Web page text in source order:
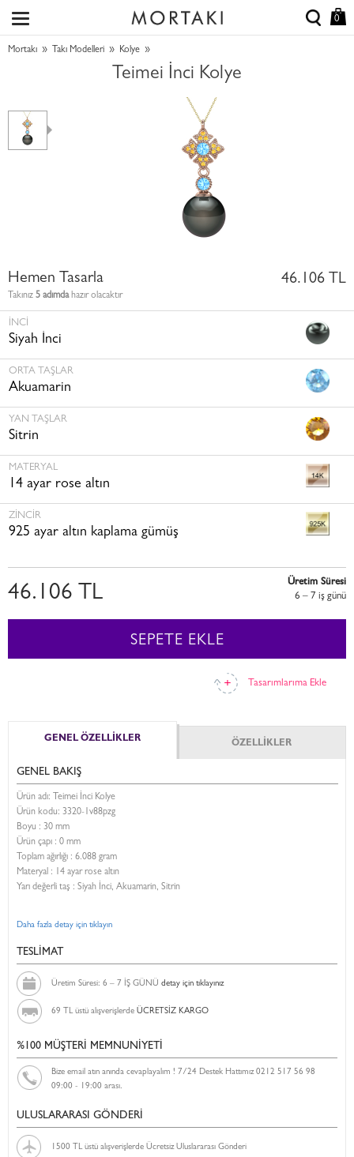
0
Mortakı » Takı Modelleri » Kolye »
Teimei İnci Kolye
Hemen Tasarla
Takınız 5 adımdahazır olacaktır
46.106 TL
İNCI
Siyah İnci
ORTA TAŞLAR
Akuamarin
YAN TAŞLAR
Sitrin
MATERYAL
14 ayar rose altın
ZINCIR
925 ayar altın kaplama gümüş
Tasarımlarıma Ekle
46.106 TL
Üretim Süresi
6 – 7 i̇ş günü
SEPETE EKLE
GENEL ÖZELLİKLER ÖZELLİKLER
GENEL BAKIŞ
Ürün adı: Teimei İnci Kolye
Ürün kodu: 3320-1v88pzg
Boyu : 30 mm
Ürün çapı : 0 mm
Toplam ağırlığı : 6.088 gram
Materyal : 14 ayar rose altın
Yarı değerli taş : Siyah İnci, Akuamarin, Sitrin
Daha fazla detay için tıklayın
TESLİMAT
Üretim Süresi: 6 – 7 İŞ GÜNÜ detay için tıklayınız
69 TL üstü alışverişlerde ÜCRETSİZ KARGO
%100 MÜŞTERİ MEMNUNİYETİ
Bize email atın anında cevaplayalım ! 7/24 Destek Hattımız 0212 517 56 98
09:00 - 19:00 arası.
ULUSLARARASI GÖNDERİ
1500 TL üstü alışverişlerde Ücretsiz Uluslararası Gönderi